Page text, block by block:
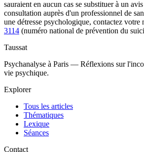
sauraient en aucun cas se substituer à un
consultation auprès d'un professionnel de
une détresse psychologique, contactez votre
3114 (numéro national de prévention du
Taussat
Psychanalyse à Paris — Réflexions sur
vie psychique.
Explorer
Tous les articles
Thématiques
Lexique
Séances
Contact